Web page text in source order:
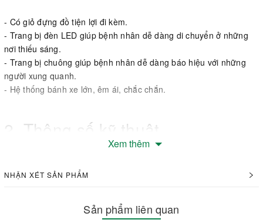
- Có giỏ đựng đồ tiện lợi đi kèm.
- Trang bị đèn LED giúp bệnh nhân dễ dàng di chuyển ở những
nơi thiếu sáng.
- Trang bị chuông giúp bệnh nhân dễ dàng báo hiệu với những
người xung quanh.
- Hệ thống bánh xe lớn, êm ái, chắc chắn.
2. Thông số kỹ thuật
- Tải trọng: 100kg
Xem thêm
NHẬN XÉT SẢN PHẨM
Sản phẩm liên quan